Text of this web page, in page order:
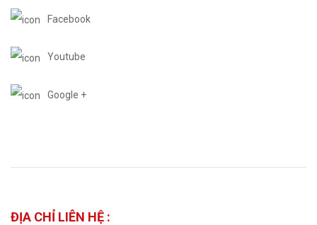
Facebook
Youtube
Google +
ĐỊA CHỈ LIÊN HỆ :